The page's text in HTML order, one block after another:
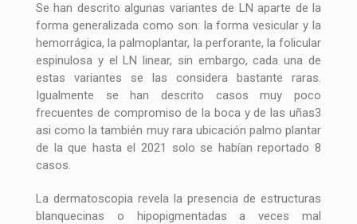
Se han descrito algunas variantes de LN aparte de la
forma generalizada como son: la forma vesicular y la
hemorrágica, la palmoplantar, la perforante, la folicular
espinulosa y el LN linear, sin embargo, cada una de
estas variantes se las considera bastante raras.
Igualmente se han descrito casos muy poco
frecuentes de compromiso de la boca y de las uñas3
asi como la también muy rara ubicación palmo plantar
de la que hasta el 2021 solo se habían reportado 8
casos.
La dermatoscopia revela la presencia de estructuras
blanquecinas o hipopigmentadas a veces mal